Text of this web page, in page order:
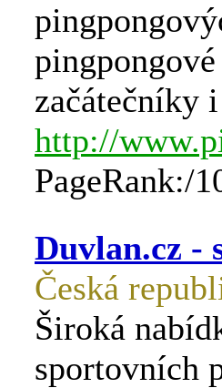
začátečníky
http://
PageRank:/
Duvlan.cz -
Česká
Široká
sportovních